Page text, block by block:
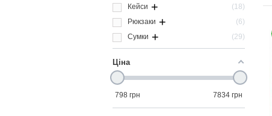
Кейси +
18
Рюкзаки +
6
Сумки + 29
Ціна
798 грн 7834 грн